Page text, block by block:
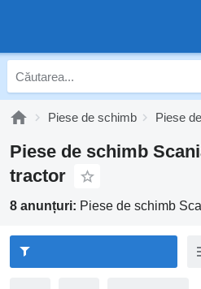
Piese de schimb Piese
Piese de schimb
tractor
8 anunțuri: Piese de schimb